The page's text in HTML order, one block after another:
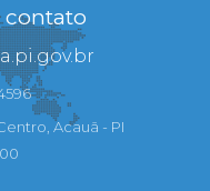
contato
Acauã - PI